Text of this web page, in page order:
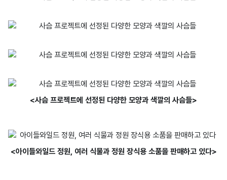
<사슴 프로젝트에 선정된 다양한 모양과 색깔의 사슴들>
<아이들와일드 정원, 여러 식물과 정원 장식용 소품을 판매하고 있다>